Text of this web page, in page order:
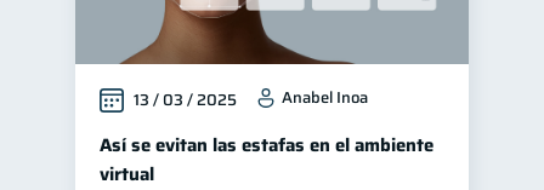
13 / 03 / 2025 Anabel Inoa
Así se evitan las estafas en el ambiente
virtual